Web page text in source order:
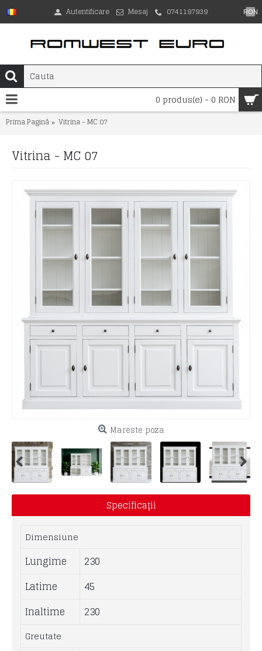
RON
Autentificare Mesaj 0741197939
0 produs(e) - 0 RON
Prima Pagină Vitrina - MC 07
Vitrina - MC 07
Mareste poza
Specificaţii
Dimensiune
Lungime
230
Latime
45
Inaltime
230
Greutate